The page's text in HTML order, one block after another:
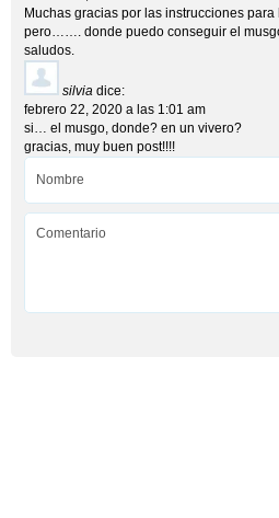
Muchas gracias por las instrucciones
pero……. donde puedo conseguir el
saludos.
silvia dice:
febrero 22, 2020 a las 1:01 am
si… el musgo, donde? en un vivero?
gracias, muy buen post!!!!